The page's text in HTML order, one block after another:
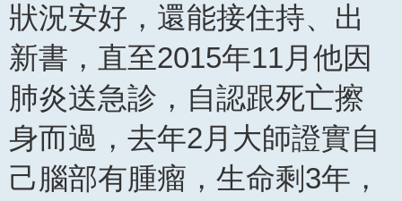
狀況安好，還能接住持、出
新書，直至2015年11月他因
肺炎送急診，自認跟死亡擦
身而過，去年2月大師證實自
己腦部有腫瘤，生命剩3年，